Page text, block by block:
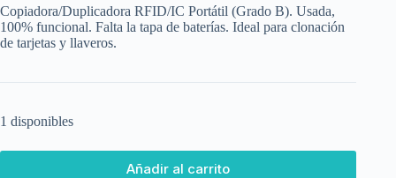
Copiadora/Duplicadora RFID/IC Portátil (Grado B). Usada,
100% funcional. Falta la tapa de baterías. Ideal para clonación
de tarjetas y llaveros.
1 disponibles
Añadir al carrito